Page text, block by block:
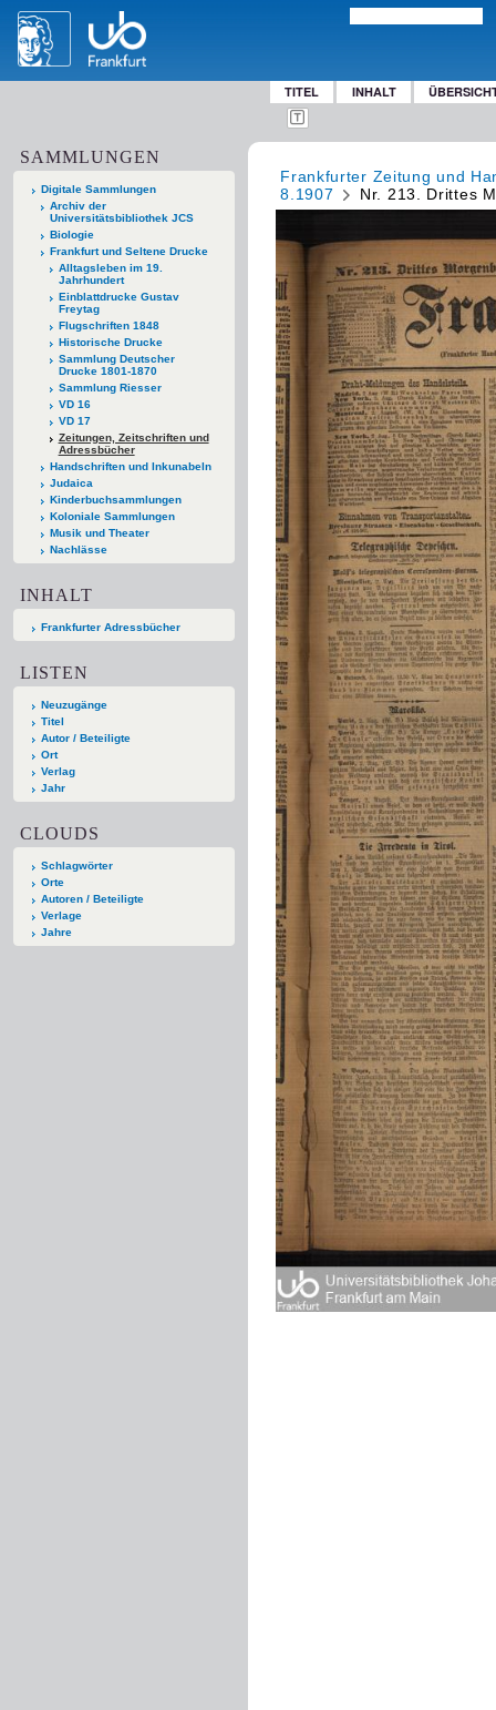
TITEL INHALT
SAMMLUNGEN
Digitale Sammlungen
Archiv der
Universitätsbibliothek JCS
Biologie
Frankfurt und Seltene Drucke
Alltagsleben im 19.
Jahrhundert
Einblattdrucke Gustav
Freytag
Flugschriften 1848
Historische Drucke
Sammlung Deutscher
Drucke 1801-1870
Sammlung Riesser
VD 16
VD 17
Zeitungen, Zeitschriften und
Adressbücher
Handschriften und Inkunabeln
Judaica
Kinderbuchsammlungen
Koloniale Sammlungen
Musik und Theater
Nachlässe
INHALT
Frankfurter Adressbücher
LISTEN
Neuzugänge
Titel
Autor / Beteiligte
Ort
Verlag
Jahr
CLOUDS
Schlagwörter
Orte
Autoren / Beteiligte
Verlage
Jahre
Frankfurter Zeitung und
8.1907
Nr. 213. Drittes